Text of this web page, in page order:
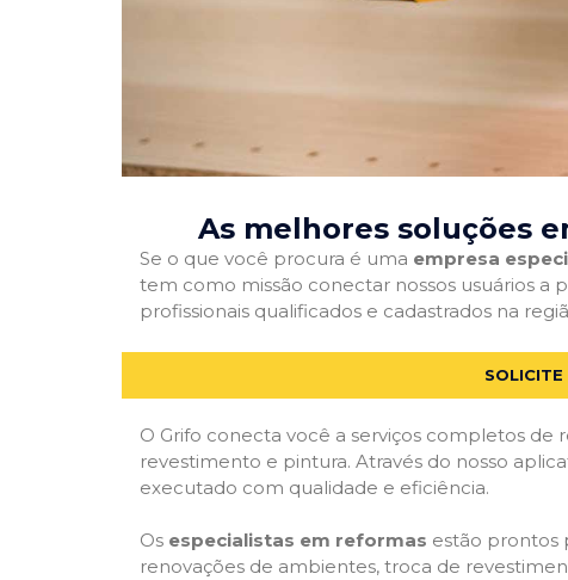
As melhores soluções
Se o que você procura é uma empresa
tem como missão conectar nossos usuários a
profissionais qualificados e cadastrados na
O Grifo conecta você a serviços completos de
revestimento e pintura. Através do nosso
executado com qualidade e eficiência.
Os especialistas em reformas estão prontos
renovações de ambientes, troca de